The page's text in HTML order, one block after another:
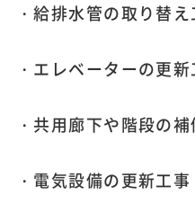
・給排水管の取り替え
・エレベーターの更新
・共用廊下や階段の
・電気設備の更新工事